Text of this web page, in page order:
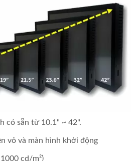
có sẵn từ 10.1" ~ 42".
vỏ và màn hình khởi động
cd/m²)